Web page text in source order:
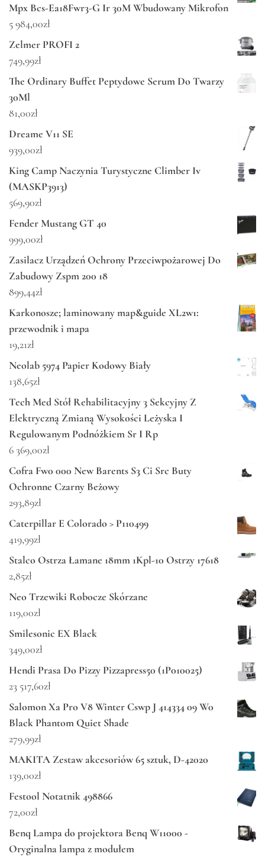
Mpx Bcs-Ea18Fwr3-G Ir 30M Wbudowany Mikrofon
5 984,00zł
Zelmer PROFI 2
749,99zł
The Ordinary Buffet Peptydowe Serum Do Twarzy
30Ml
81,00zł
Dreame V11 SE
939,00zł
King Camp Naczynia Turystyczne Climber Iv
(MASKP3913)
569,90zł
Fender Mustang GT 40
999,00zł
Zasilacz Urządzeń Ochrony Przeciwpożarowej Do
Zabudowy Zspm 200 18
899,44zł
Karkonosze; laminowany map&guide XL2w1:
przewodnik i mapa
19,21zł
Neolab 5974 Papier Kodowy Biały
138,65zł
Tech Med Stół Rehabilitacyjny 3 Sekcyjny Z
Elektryczną Zmianą Wysokości Leżyska I
Regulowanym Podnóżkiem Sr I Rp
6 369,00zł
Cofra Fw0 000 New Barents S3 Ci Src Buty
Ochronne Czarny Beżowy
293,89zł
Caterpillar E Colorado > P110499
419,99zł
Stalco Ostrza Łamane 18mm 1Kpl-10 Ostrzy 17618
2,85zł
Neo Trzewiki Robocze Skórzane
119,00zł
Smilesonic EX Black
349,00zł
Hendi Prasa Do Pizzy Pizzapress50 (1P010025)
23 517,60zł
Salomon Xa Pro V8 Winter Cswp J 414334 09 W0
Black Phantom Quiet Shade
279,99zł
MAKITA Zestaw akcesoriów 65 sztuk, D-42020
139,00zł
Festool Notatnik 498866
72,00zł
Benq Lampa do projektora Benq W11000 -
Oryginalna lampa z modułem